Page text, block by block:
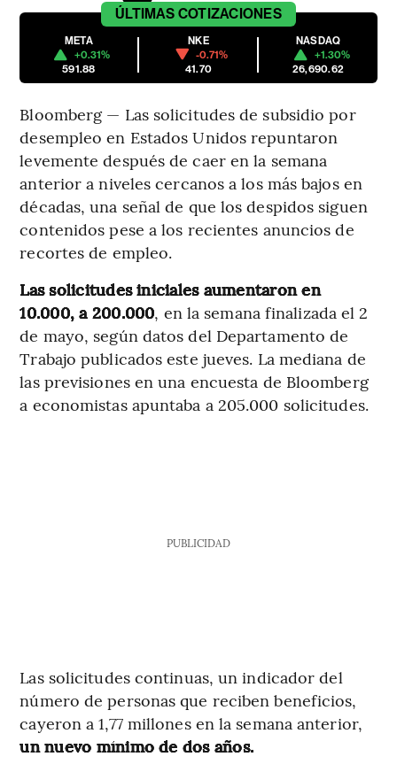
ÚLTIMAS COTIZACIONES
META
+0.31%
591.88
NKE
-0.71%
41.70
NASDAQ
+1.30%
26,690.62
Bloomberg — Las solicitudes de subsidio por
desempleo en Estados Unidos repuntaron
levemente después de caer en la semana
anterior a niveles cercanos a los más bajos en
décadas, una señal de que los despidos siguen
contenidos pese a los recientes anuncios de
recortes de empleo.
Las solicitudes iniciales aumentaron en
10.000, a 200.000, en la semana finalizada el 2
de mayo, según datos del Departamento de
Trabajo publicados este jueves. La mediana de
las previsiones en una encuesta de Bloomberg
a economistas apuntaba a 205.000 solicitudes.
PUBLICIDAD
Las solicitudes continuas, un indicador del
número de personas que reciben beneficios,
cayeron a 1,77 millones en la semana anterior,
un nuevo mínimo de dos años.